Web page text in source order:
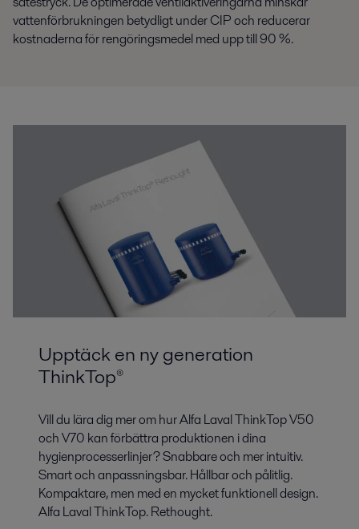
vattenförbrukningen betydligt under CIP och reducerar
kostnaderna för rengöringsmedel med upp till 90 %.
Upptäck en ny generation
ThinkTop®
Vill du lära dig mer om hur Alfa Laval ThinkTop V50
och V70 kan förbättra produktionen i dina
hygienprocesserlinjer? Snabbare och mer intuitiv.
Smart och anpassningsbar. Hållbar och pålitlig.
Kompaktare, men med en mycket funktionell design.
Alfa Laval ThinkTop. Rethought.